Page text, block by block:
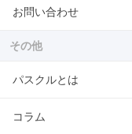
お問い合わせ
その他
パスクルとは
コラム